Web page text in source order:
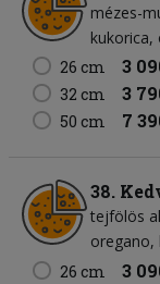
mézes-
kukorica
26 cm
3
32 cm 3
50 cm 7
38.
tejfölös
oregano
26 cm
3